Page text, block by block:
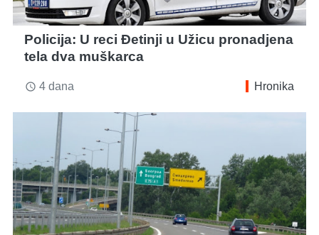
Policija: U reci Đetinji u Užicu pronadjena
tela dva muškarca
access_time 4 dana Hronika